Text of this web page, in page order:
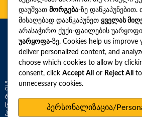
„სინევო“ –
საქართველოში დიაგნოსტიკური
მომსახურების ფართო სპექტრის
რომელიც გთავაზობთ 3,000-ზე მეტ
სპეციფიურ დიაგნოსტიკურ ტესტს
პათოლოგიის ყველა ძირითად სფეროში.
დაუშვათ მორგება-ზე დაწკაპუნებით.
მისაღებად დააწკაპუნეთ ყველას
არასაჭირო ქუქი-ფაილების
უარყოფა-ზე. Cookies help us improve
deliver personalized content, and
choose which cookies to allow by
consent, click Accept All or Reject All
unnecessary cookies.
პერსონალიზაცია/